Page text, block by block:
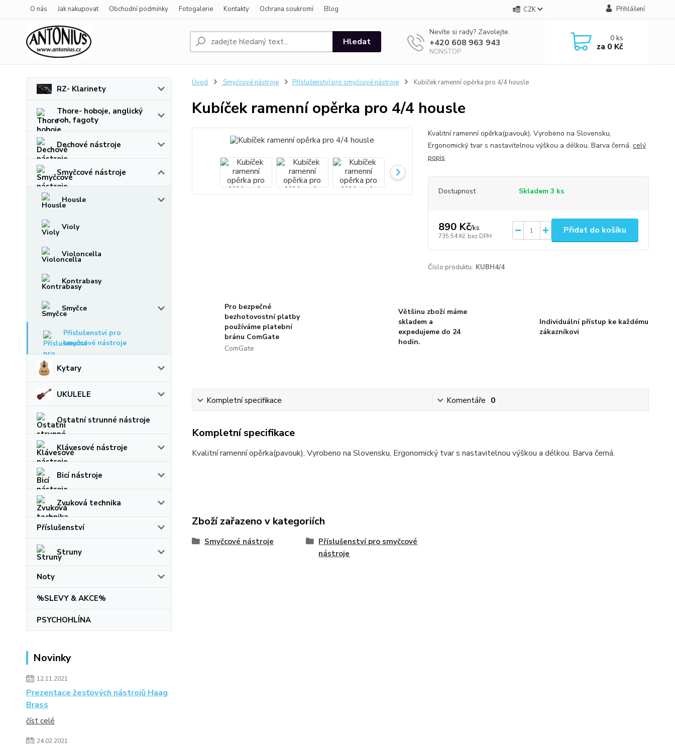
O nás Jak nakupovat Obchodní podmínky Fotogalerie Kontakty Ochrana soukromí Blog CZK Přihlášení
Hledat
Nevíte si rady? Zavolejte.
+420 608 963 943
NONSTOP
0ks
za 0 Kč
RZ- Klarinety
Thore- hoboje, anglický
roh, fagoty
Dechové nástroje
Smyčcové nástroje
Housle
Violy
Violoncella
Kontrabasy
Smyčce
Příslušenství pro
smyčcové nástroje
Kytary
UKULELE
Ostatní strunné nástroje
Klávesové nástroje
Bicí nástroje
Zvuková technika
Příslušenství
Struny
Noty
%SLEVY & AKCE%
PSYCHOHLÍNA
Novinky
12.11.2021
Prezentace žesťových nástrojů Haag
Brass
číst celé
24.02.2021
Úvod Smyčcové nástroje Příslušenství pro smyčcové nástroje Kubíček ramenní opěrka pro 4/4 housle
Kubíček ramenní opěrka pro 4/4 housle
Kvalitní ramenní opěrka(pavouk), Vyrobeno na Slovensku,
Ergonomický tvar s nastavitelnou výškou a délkou. Barva černá. celý
popis
Dostupnost Skladem 3 ks
890 Kč/ks
735,54 Kč bez DPH
Přidat do košíku
Číslo produktu: KUBH4/4
Pro bezpečné
bezhotovostní platby
používáme platební
bránu ComGate
ComGate
Většinu zboží máme
skladem a
expedujeme do 24
hodin.
Individuální přístup ke každému
zákazníkovi
Kompletní specifikace Komentáře 0
Kompletní specifikace
Kvalitní ramenní opěrka(pavouk), Vyrobeno na Slovensku, Ergonomický tvar s nastavitelnou výškou a délkou. Barva černá.
Zboží zařazeno v kategoriích
Smyčcové nástroje
Příslušenství pro smyčcové
nástroje